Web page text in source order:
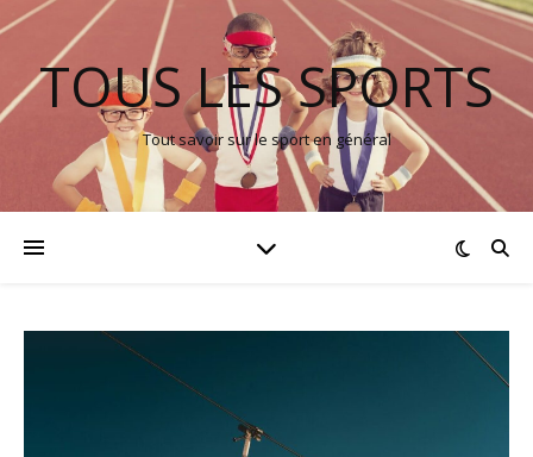
TOUS LES SPORTS
Tout savoir sur le sport en général